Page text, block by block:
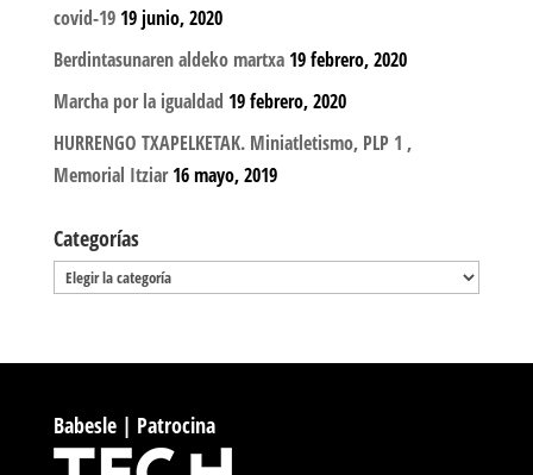
covid-19 19 junio, 2020
Berdintasunaren aldeko martxa 19 febrero, 2020
Marcha por la igualdad 19 febrero, 2020
HURRENGO TXAPELKETAK. Miniatletismo, PLP 1 ,
Memorial Itziar 16 mayo, 2019
Categorías
Categorías
Babesle | Patrocina